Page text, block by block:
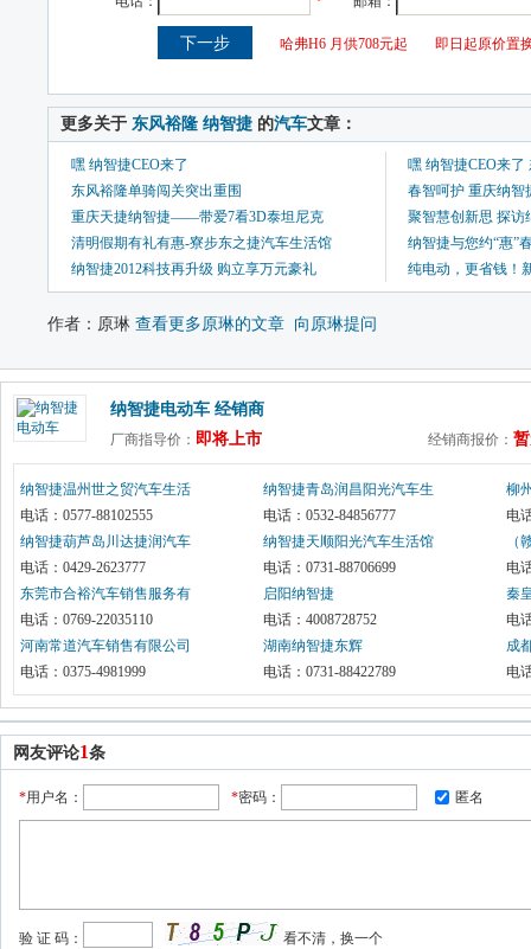
更多关于 东风裕隆 纳智捷 的汽车文章：
嘿 纳智捷CEO来了
嘿 纳智捷CEO来
东风裕隆单骑闯关突出重围
春智呵护 重庆纳智
重庆天捷纳智捷——带爱7看3D泰坦尼克
聚智慧创新思 探访
清明假期有礼有惠-寮步东之捷汽车生活馆
纳智捷与您约“惠”
纳智捷2012科技再升级 购立享万元豪礼
纯电动，更省钱！
作者：原琳 查看更多原琳的文章 向原琳提问
纳智捷电动车 经销商
厂商指导价： 即将上市 经销商报价：
纳智捷温州世之贸汽车生活
馆
电话：0577-88102555
纳智捷青岛润昌阳光汽车生
活馆
电话：0532-84856777
柳
公
电
纳智捷葫芦岛川达捷润汽车
生活馆
电话：0429-2623777
纳智捷天顺阳光汽车生活馆
电话：0731-88706699
（
活
电
东莞市合裕汽车销售服务有
限公司.
电话：0769-22035110
启阳纳智捷
电话：4008728752
秦
限
电
河南常道汽车销售有限公司
电话：0375-4981999
湖南纳智捷东辉
电话：0731-88422789
成
馆
电